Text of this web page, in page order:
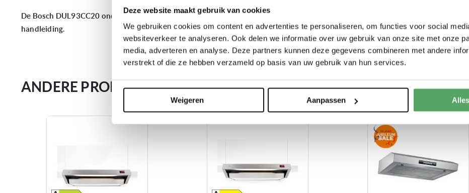
Deze website maakt gebruik van cookies
We gebruiken cookies om content en advertenties te personaliseren, om functies voor social
websiteverkeer te analyseren. Ook delen we informatie over uw gebruik van onze site met onze
media, adverteren en analyse. Deze partners kunnen deze gegevens combineren met andere
verstrekt of die ze hebben verzameld op basis van uw gebruik van hun services.
Weigeren Aanpassen
De Bosch DUL93CC20 onderbouw afzuigkap wordt geleverd incl. volledige garantie en
handleiding.
Levertijd Op voorraad
Categorie
Sub-categories Onderbouw
Acties
Unieke eigenschappen
Onderbouw
Toon alle specificaties
ANDERE PRODUCTEN DIE MOGELIJK IETS VOOR U ZIJN!